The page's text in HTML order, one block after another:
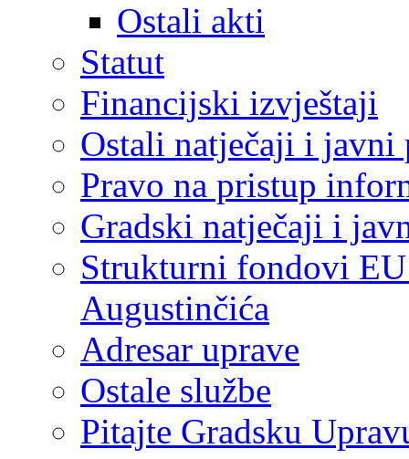
Ostali akti
Statut
Financijski izvještaji
Ostali natječaji i javni
Pravo na pristup
Gradski natječaji i
Strukturni fondovi
Augustinčića
Adresar uprave
Ostale službe
Pitajte Gradsku